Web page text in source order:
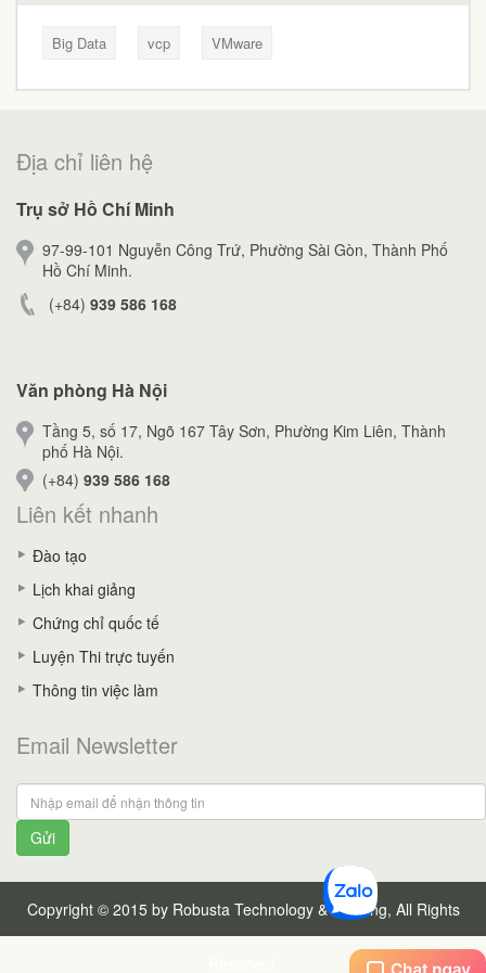
Big Data vcp VMware
Địa chỉ liên hệ
Trụ sở Hồ Chí Minh
97-99-101 Nguyễn Công Trứ, Phường Sài Gòn, Thành Phố
Hồ Chí Minh.
(+84) 939 586 168
Văn phòng Hà Nội
Tầng 5, số 17, Ngõ 167 Tây Sơn, Phường Kim Liên, Thành
phố Hà Nội.
(+84) 939 586 168
Liên kết nhanh
Đào tạo
Lịch khai giảng
Chứng chỉ quốc tế
Luyện Thi trực tuyến
Thông tin việc làm
Email Newsletter
Gửi
Copyright © 2015 by Robusta Technology & Training, All Rights